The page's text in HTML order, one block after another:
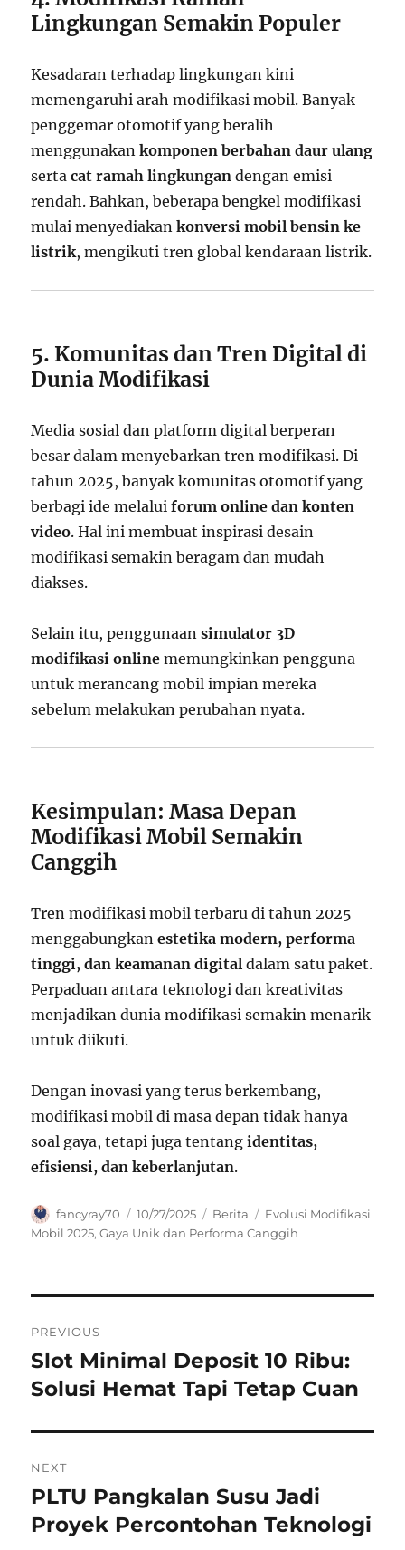
Lingkungan Semakin Populer
Kesadaran terhadap lingkungan kini
memengaruhi arah modifikasi mobil. Banyak
penggemar otomotif yang beralih
menggunakankomponen berbahan daur ulang
sertacat ramah lingkungan dengan emisi
rendah. Bahkan, beberapa bengkel modifikasi
mulai menyediakankonversi mobil bensin ke
listrik, mengikuti tren global kendaraan listrik.
5. Komunitas dan Tren Digital di
Dunia Modifikasi
Media sosial dan platform digital berperan
besar dalam menyebarkan tren modifikasi. Di
tahun 2025, banyak komunitas otomotif yang
berbagi ide melaluiforum online dan konten
video. Hal ini membuat inspirasi desain
modifikasi semakin beragam dan mudah
diakses.
Selain itu, penggunaansimulator 3D
modifikasi online memungkinkan pengguna
untuk merancang mobil impian mereka
sebelum melakukan perubahan nyata.
Kesimpulan: Masa Depan
Modifikasi Mobil Semakin
Canggih
Tren modifikasi mobil terbaru di tahun 2025
menggabungkanestetika modern, performa
tinggi, dan keamanan digital dalam satu paket.
Perpaduan antara teknologi dan kreativitas
menjadikan dunia modifikasi semakin menarik
untuk diikuti.
Dengan inovasi yang terus berkembang,
modifikasi mobil di masa depan tidak hanya
soal gaya, tetapi juga tentangidentitas,
efisiensi, dan keberlanjutan.
Author
fancyray70
Posted
on
10/27/2025 Categories
Berita Tags
Evolusi Modifikasi
Mobil 2025,Gaya Unik dan Performa Canggih
pos
PREVIOUS
Previous
post:
Slot Minimal Deposit 10 Ribu:
Solusi Hemat Tapi Tetap Cuan
NEXT
Next
post:
PLTU Pangkalan Susu Jadi
Proyek Percontohan Teknologi